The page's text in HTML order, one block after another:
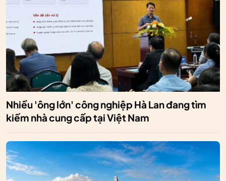
Nhiều 'ông lớn' công nghiệp Hà Lan đang tìm
kiếm nhà cung cấp tại Việt Nam